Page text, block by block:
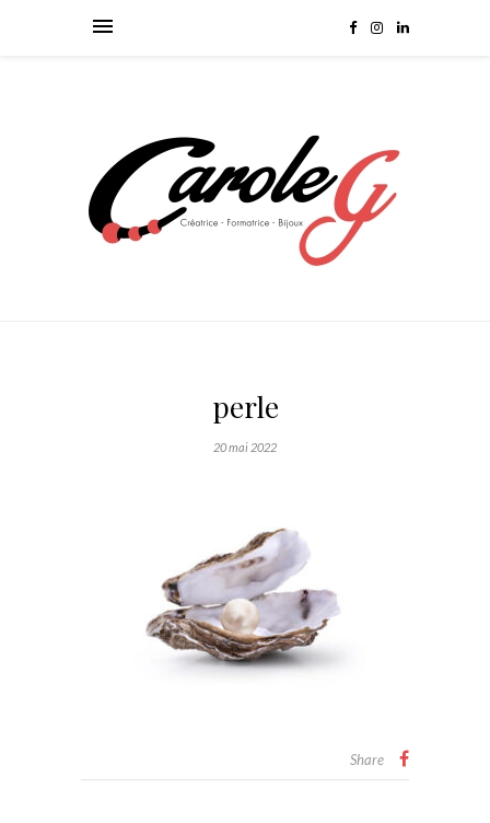
perle
20 mai 2022
Share